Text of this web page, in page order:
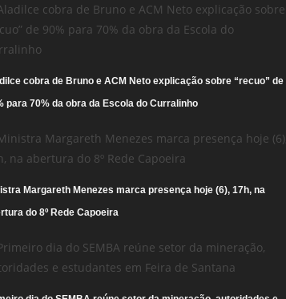
cobra de Bruno e ACM Neto explicação sobre “recuo” de
para 70% da obra da Escola do Curralinho
Margareth Menezes marca presença hoje (6), 17h, na
do 8º Rede Capoeira